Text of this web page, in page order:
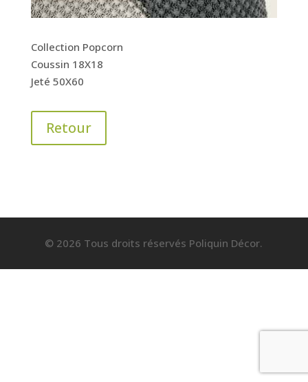
Collection Popcorn
Coussin 18X18
Jeté 50X60
Retour
© 2026 Tous droits réservés Poliquin Décor.